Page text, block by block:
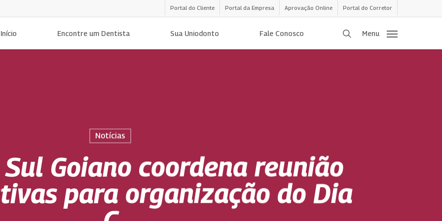
Portal do Cliente Portal da Empresa Aprovação Online Portal do Corretor
Início Encontre um Dentista Sua Uniodonto Fale Conosco procurar
Menu
Notícias
Goiano coordena reunião
para organização do Dia